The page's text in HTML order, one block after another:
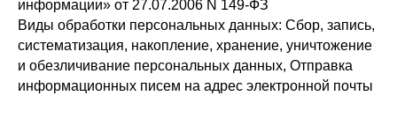
информации» от 27.07.2006 N 149-ФЗ
Виды обработки персональных данных: Сбор, запись,
систематизация, накопление, хранение, уничтожение
и обезличивание персональных данных, Отправка
информационных писем на адрес электронной почты